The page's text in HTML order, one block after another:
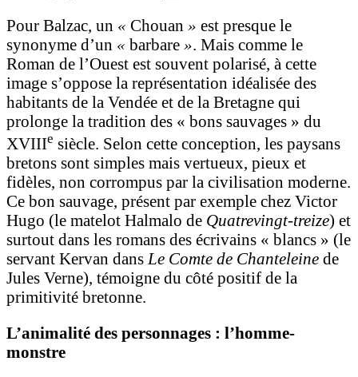
Pour Balzac, un « Chouan » est presque le
synonyme d’un « barbare ». Mais comme le
Roman de l’Ouest est souvent polarisé, à cette
image s’oppose la représentation idéalisée des
habitants de la Vendée et de la Bretagne qui
prolonge la tradition des « bons sauvages » du
XVIIIe siècle. Selon cette conception, les paysans
bretons sont simples mais vertueux, pieux et
fidèles, non corrompus par la civilisation moderne.
Ce bon sauvage, présent par exemple chez Victor
Hugo (le matelot Halmalo de Quatrevingt-treize) et
surtout dans les romans des écrivains « blancs » (le
servant Kervan dans Le Comte de Chanteleine de
Jules Verne), témoigne du côté positif de la
primitivité bretonne.
L’animalité des personnages : l’homme-
monstre